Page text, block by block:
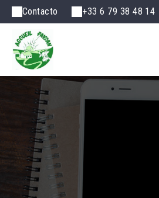
Contacto +33 6 79 38 48 14